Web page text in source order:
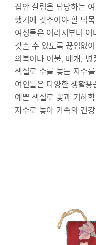
집안 살림을 담당하는
했기에 갖추어야 할 덕
여성들은 어려서부터
갖출 수 있도록 끊임없
의복이나 이불, 베개, 병
색실로 수를 놓는 자수
여인들은 다양한 생활
예쁜 색실로 꽃과 기하
자수로 놓아 가족의 건